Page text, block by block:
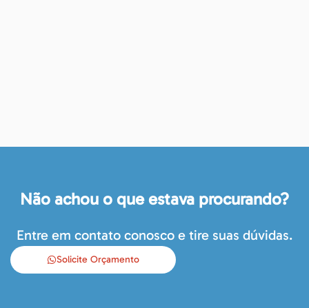
Não achou o que estava procurando?
Entre em contato conosco e tire suas dúvidas.
Solicite Orçamento